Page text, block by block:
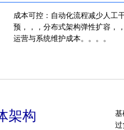
成本可控：自动化流程减少人工
预，，，分布式架构弹性扩容，
运营与系统维护成本。。。。
架构
基
过